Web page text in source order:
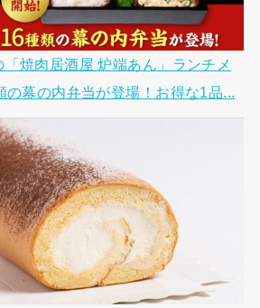
焼肉居酒屋 炉端あん」ランチメ
幕の内弁当が登場！お得な1品...